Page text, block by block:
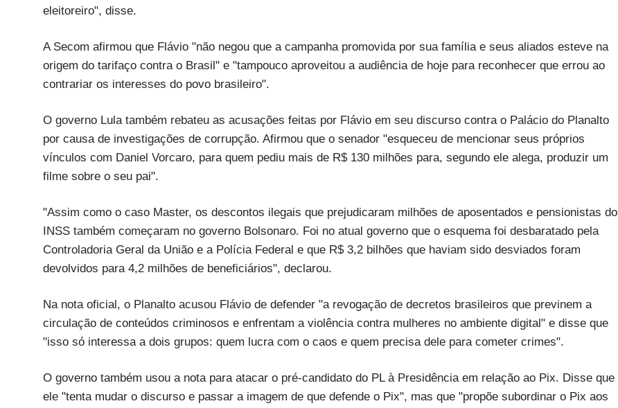
eleitoreiro", disse.
A Secom afirmou que Flávio "não negou que a campanha promovida por sua família e seus aliados esteve na
origem do tarifaço contra o Brasil" e "tampouco aproveitou a audiência de hoje para reconhecer que errou ao
contrariar os interesses do povo brasileiro".
O governo Lula também rebateu as acusações feitas por Flávio em seu discurso contra o Palácio do Planalto
por causa de investigações de corrupção. Afirmou que o senador "esqueceu de mencionar seus próprios
vínculos com Daniel Vorcaro, para quem pediu mais de R$ 130 milhões para, segundo ele alega, produzir um
filme sobre o seu pai".
"Assim como o caso Master, os descontos ilegais que prejudicaram milhões de aposentados e pensionistas do
INSS também começaram no governo Bolsonaro. Foi no atual governo que o esquema foi desbaratado pela
Controladoria Geral da União e a Polícia Federal e que R$ 3,2 bilhões que haviam sido desviados foram
devolvidos para 4,2 milhões de beneficiários", declarou.
Na nota oficial, o Planalto acusou Flávio de defender "a revogação de decretos brasileiros que previnem a
circulação de conteúdos criminosos e enfrentam a violência contra mulheres no ambiente digital" e disse que
"isso só interessa a dois grupos: quem lucra com o caos e quem precisa dele para cometer crimes".
O governo também usou a nota para atacar o pré-candidato do PL à Presidência em relação ao Pix. Disse que
ele "tenta mudar o discurso e passar a imagem de que defende o Pix", mas que "propõe subordinar o Pix aos